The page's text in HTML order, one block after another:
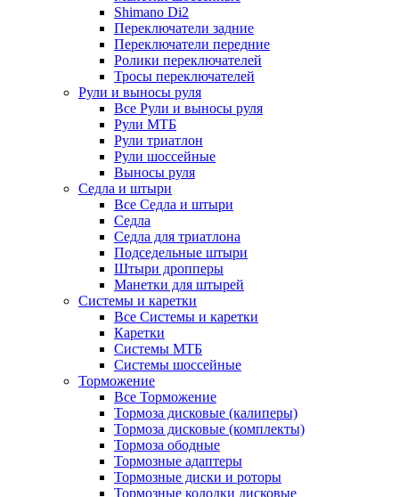
Shimano Di2
Переключатели задние
Переключатели передние
Ролики переключателей
Тросы переключателей
Рули и выносы руля
Все Рули и выносы руля
Рули МТБ
Рули триатлон
Рули шоссейные
Выносы руля
Седла и штыри
Все Седла и штыри
Седла
Седла для триатлона
Подседельные штыри
Штыри дропперы
Манетки для штырей
Системы и каретки
Все Системы и каретки
Каретки
Системы МТБ
Системы шоссейные
Торможение
Все Торможение
Тормоза дисковые (калиперы)
Тормоза дисковые (комплекты)
Тормоза ободные
Тормозные адаптеры
Тормозные диски и роторы
Тормозные колодки дисковые